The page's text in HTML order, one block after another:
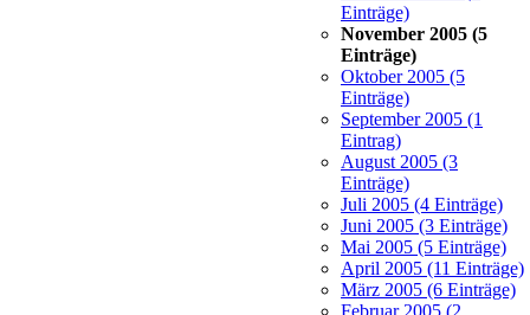
Einträge)
November 2005 (5
Einträge)
Oktober 2005 (5
Einträge)
September 2005 (1
Eintrag)
August 2005 (3
Einträge)
Juli 2005 (4 Einträge)
Juni 2005 (3 Einträge)
Mai 2005 (5 Einträge)
April 2005 (11 Einträge)
März 2005 (6 Einträge)
Februar 2005 (2